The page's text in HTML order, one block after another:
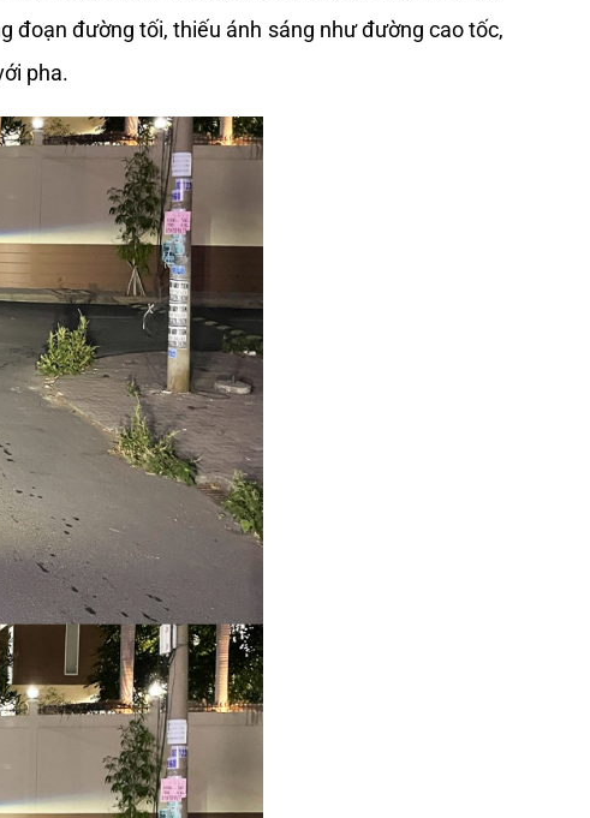
đoạn đường tối, thiếu ánh sáng như đường cao tốc,
pha.